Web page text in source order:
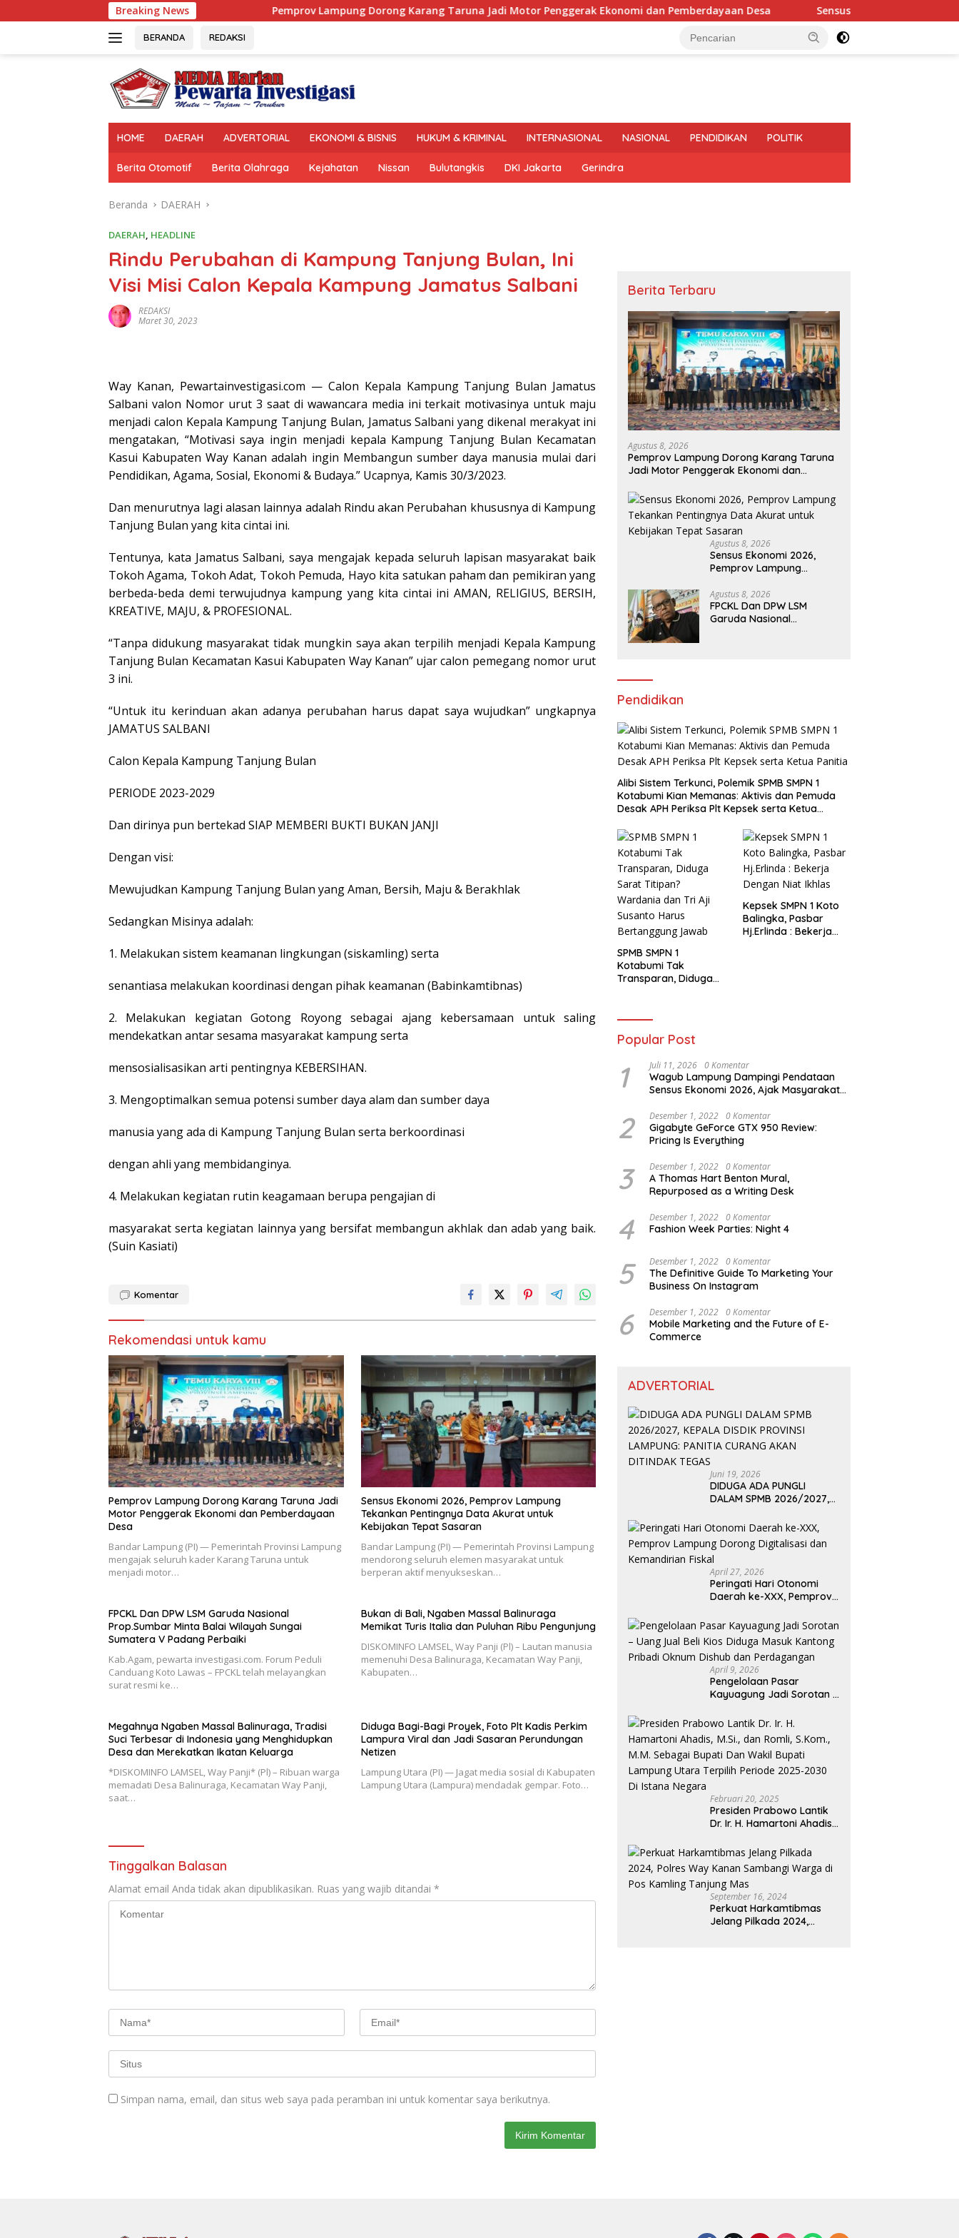
ke
Breaking News Pemprov Lampung Dorong Karang Taruna Jadi Motor Penggerak Ekonomi dan Pemberdayaan Desa Sensus Ekonomi 2026, Pemprov
BERANDA REDAKSI
HOME DAERAH ADVERTORIAL EKONOMI & BISNIS HUKUM & KRIMINAL INTERNASIONAL NASIONAL PENDIDIKAN POLITIK
Berita Otomotif Berita Olahraga Kejahatan Nissan Bulutangkis DKI Jakarta Gerindra
Beranda DAERAH
DAERAH, HEADLINE
Rindu Perubahan di Kampung Tanjung Bulan, Ini
Visi Misi Calon Kepala Kampung Jamatus Salbani
REDAKSI
Maret 30, 2023
Way Kanan, Pewartainvestigasi.com — Calon Kepala Kampung Tanjung Bulan Jamatus
Salbani valon Nomor urut 3 saat di wawancara media ini terkait motivasinya untuk maju
menjadi calon Kepala Kampung Tanjung Bulan, Jamatus Salbani yang dikenal merakyat ini
mengatakan, “Motivasi saya ingin menjadi kepala Kampung Tanjung Bulan Kecamatan
Kasui Kabupaten Way Kanan adalah ingin Membangun sumber daya manusia mulai dari
Pendidikan, Agama, Sosial, Ekonomi & Budaya.” Ucapnya, Kamis 30/3/2023.
Dan menurutnya lagi alasan lainnya adalah Rindu akan Perubahan khususnya di Kampung
Tanjung Bulan yang kita cintai ini.
Tentunya, kata Jamatus Salbani, saya mengajak kepada seluruh lapisan masyarakat baik
Tokoh Agama, Tokoh Adat, Tokoh Pemuda, Hayo kita satukan paham dan pemikiran yang
berbeda-beda demi terwujudnya kampung yang kita cintai ini AMAN, RELIGIUS, BERSIH,
KREATIVE, MAJU, & PROFESIONAL.
“Tanpa didukung masyarakat tidak mungkin saya akan terpilih menjadi Kepala Kampung
Tanjung Bulan Kecamatan Kasui Kabupaten Way Kanan” ujar calon pemegang nomor urut
3 ini.
“Untuk itu kerinduan akan adanya perubahan harus dapat saya wujudkan” ungkapnya
JAMATUS SALBANI
Calon Kepala Kampung Tanjung Bulan
PERIODE 2023-2029
Dan dirinya pun bertekad SIAP MEMBERI BUKTI BUKAN JANJI
Dengan visi:
Mewujudkan Kampung Tanjung Bulan yang Aman, Bersih, Maju & Berakhlak
Sedangkan Misinya adalah:
1. Melakukan sistem keamanan lingkungan (siskamling) serta
senantiasa melakukan koordinasi dengan pihak keamanan (Babinkamtibnas)
2. Melakukan kegiatan Gotong Royong sebagai ajang kebersamaan untuk saling
mendekatkan antar sesama masyarakat kampung serta
mensosialisasikan arti pentingnya KEBERSIHAN.
3. Mengoptimalkan semua potensi sumber daya alam dan sumber daya
manusia yang ada di Kampung Tanjung Bulan serta berkoordinasi
dengan ahli yang membidanginya.
4. Melakukan kegiatan rutin keagamaan berupa pengajian di
masyarakat serta kegiatan lainnya yang bersifat membangun akhlak dan adab yang baik.
(Suin Kasiati)
Komentar
Rekomendasi untuk kamu
Pemprov Lampung Dorong Karang Taruna Jadi
Motor Penggerak Ekonomi dan Pemberdayaan
Desa
Bandar Lampung (PI) — Pemerintah Provinsi Lampung
mengajak seluruh kader Karang Taruna untuk
menjadi motor…
Sensus Ekonomi 2026, Pemprov Lampung
Tekankan Pentingnya Data Akurat untuk
Kebijakan Tepat Sasaran
Bandar Lampung (PI) — Pemerintah Provinsi Lampung
mendorong seluruh elemen masyarakat untuk
berperan aktif menyukseskan…
FPCKL Dan DPW LSM Garuda Nasional
Prop.Sumbar Minta Balai Wilayah Sungai
Sumatera V Padang Perbaiki
Kab.Agam, pewarta investigasi.com. Forum Peduli
Canduang Koto Lawas – FPCKL telah melayangkan
surat resmi ke…
Bukan di Bali, Ngaben Massal Balinuraga
Memikat Turis Italia dan Puluhan Ribu Pengunjung
DISKOMINFO LAMSEL, Way Panji (Pl) – Lautan manusia
memenuhi Desa Balinuraga, Kecamatan Way Panji,
Kabupaten…
Megahnya Ngaben Massal Balinuraga, Tradisi
Suci Terbesar di Indonesia yang Menghidupkan
Desa dan Merekatkan Ikatan Keluarga
*DISKOMINFO LAMSEL, Way Panji* (Pl) – Ribuan warga
memadati Desa Balinuraga, Kecamatan Way Panji,
saat…
Diduga Bagi-Bagi Proyek, Foto Plt Kadis Perkim
Lampura Viral dan Jadi Sasaran Perundungan
Netizen
Lampung Utara (PI) — Jagat media sosial di Kabupaten
Lampung Utara (Lampura) mendadak gempar. Foto…
Tinggalkan Balasan
Alamat email Anda tidak akan dipublikasikan. Ruas yang wajib ditandai *
Simpan nama, email, dan situs web saya pada peramban ini untuk komentar saya berikutnya.
Berita Terbaru
Agustus 8, 2026
Pemprov Lampung Dorong Karang Taruna
Jadi Motor Penggerak Ekonomi dan
Agustus 8, 2026
Sensus Ekonomi 2026,
Pemprov Lampung
Akurat untuk Kebijakan
Tepat Sasaran
Agustus 8, 2026
FPCKL Dan DPW LSM
Garuda Nasional
Pendidikan
Alibi Sistem Terkunci, Polemik SPMB SMPN 1
Kotabumi Kian Memanas: Aktivis dan Pemuda
Desak APH Periksa Plt Kepsek serta Ketua
SPMB SMPN 1
Kotabumi Tak
Transparan, Diduga
Susanto Harus
Kepsek SMPN 1 Koto
Balingka, Pasbar
Hj.Erlinda : Bekerja
Popular Post
1 Juli 11, 2026 0 Komentar
Wagub Lampung Dampingi Pendataan
Sensus Ekonomi 2026, Ajak Masyarakat
2 Desember 1, 2022 0 Komentar
Gigabyte GeForce GTX 950 Review:
Pricing Is Everything
3 Desember 1, 2022 0 Komentar
A Thomas Hart Benton Mural,
Repurposed as a Writing Desk
4 Desember 1, 2022 0 Komentar
Fashion Week Parties: Night 4
5 Desember 1, 2022 0 Komentar
The Definitive Guide To Marketing Your
Business On Instagram
6 Desember 1, 2022 0 Komentar
Mobile Marketing and the Future of E-
Commerce
ADVERTORIAL
Juni 19, 2026
DIDUGA ADA PUNGLI
DALAM SPMB 2026/2027,
LAMPUNG: PANITIA CURANG
AKAN DITINDAK TEGAS
April 27, 2026
Peringati Hari Otonomi
Daerah ke-XXX, Pemprov
Digitalisasi dan
Kemandirian Fiskal
April 9, 2026
Pengelolaan Pasar
Kayuagung Jadi Sorotan –
Masuk Kantong Pribadi
Oknum Dishub dan
Perdagangan
Februari 20, 2025
Presiden Prabowo Lantik
Dr. Ir. H. Hamartoni Ahadis,
M.M. Sebagai Bupati Dan
Wakil Bupati Lampung
Utara Terpilih Periode
2025-2030 Di Istana
Negara
September 16, 2024
Perkuat Harkamtibmas
Jelang Pilkada 2024,